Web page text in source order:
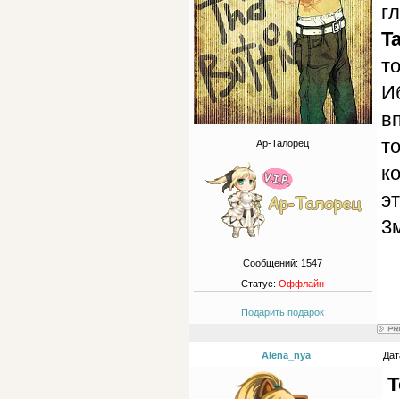
Ар-Талорец
Сообщений: 1547
Статус:Оффлайн
Подарить подарок
Alena_nya